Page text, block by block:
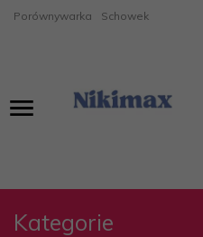
Porównywarka Schowek
Kategorie